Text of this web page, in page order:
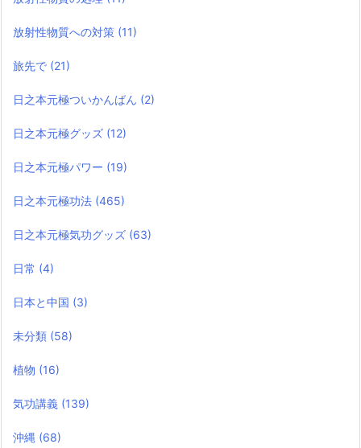
放射性物質への対策 (11)
旅先で (21)
日之本元極ついかんばん (2)
日之本元極グッズ (12)
日之本元極パワー (19)
日之本元極功法 (465)
日之本元極気功グッズ (63)
日常 (4)
日本と中国 (3)
未分類 (58)
植物 (16)
気功講義 (139)
沖縄 (68)